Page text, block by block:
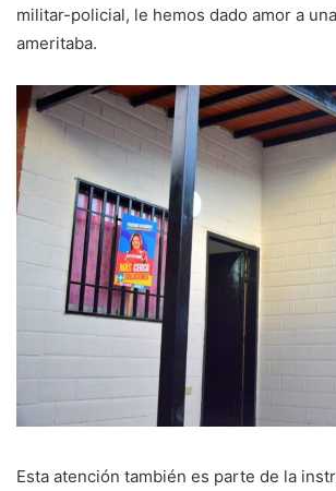
militar-policial, le hemos dado amor a
ameritaba.
Esta atención también es parte de la